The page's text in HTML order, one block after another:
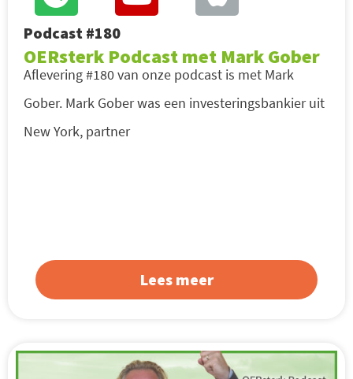
Podcast #180
OERsterk Podcast met Mark Gober
Aflevering #180 van onze podcast is met Mark
Gober. Mark Gober was een investeringsbankier uit
New York, partner
Lees meer